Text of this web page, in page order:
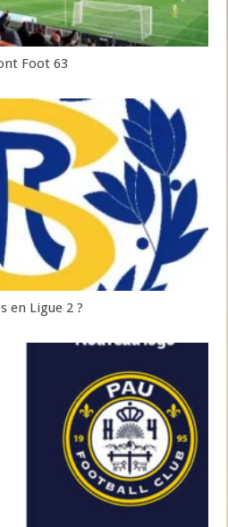
Foot 63
en Ligue 2 ?